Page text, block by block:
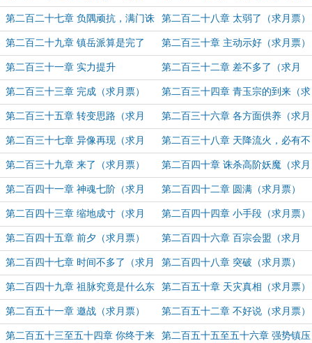
票） （求月票）
第二百二十七章 负隅顽抗，满门诛
绝（求月票）
第二百二十八章 太弱了（求月票）
第二百二十九章 镇岳派算是完了
（求月票）
第二百三十章 主动示好（求月票）
第二百三十一章 实力提升 第二百三十二章 差不多了（求月
票）
第二百三十三章 完成（求月票） 第二百三十四章 青玉宗的到来（求
月票）
第二百三十五章 转变思路（求月
票）
第二百三十六章 各方面供养（求月
票）
第二百三十七章 异像再现（求月
票）
第二百三十八章 天降流火，必有不
详（求月票）
第二百三十九章 来了（求月票） 第二百四十章 诛杀高阶妖魔（求月
票）
第二百四十一章 神魂七阶（求月
票）
第二百四十二章 圆满（求月票）
第二百四十三章 缩地成寸（求月
票）
第二百四十四章 小手段（求月票）
第二百四十五章 前夕（求月票） 第二百四十六章 百宗会盟（求月
票）
第二百四十七章 时间不多了（求月
票）
第二百四十八章 突破（求月票）
第二百四十九章 祖脉究竟是什么东
西（求月票）
第二百五十章 天灾真相（求月票）
第二百五十一章 邀战（求月票） 第二百五十二章 不好说（求月票）
第二百五十三至五十四章 你终于来 第二百五十五至五十六章 强势镇压